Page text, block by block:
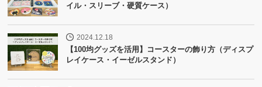
イル・スリーブ・硬質ケース）
2024.12.18
【100均グッズを活用】コースターの飾り方（ディスプ
レイケース・イーゼルスタンド）